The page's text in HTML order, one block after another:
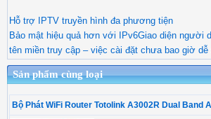
Hỗ trợ IPTV truyền hình đa phương tiện
Bảo mật hiệu quả hơn với IPv6Giao diện người
tên miền truy cập – việc cài đặt chưa bao giờ dễ
Sản phẩm cùng loại
Bộ Phát WiFi Router Totolink A3002R Dual Band